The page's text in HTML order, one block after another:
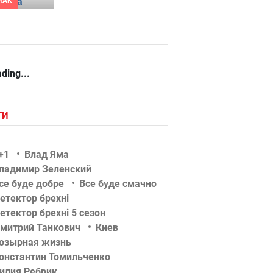
Влад Яма
Зеленский
буде добре
Все буде смачно
брехні
брехні 5 сезон
Танкович
Киев
жизнь
Томильченко